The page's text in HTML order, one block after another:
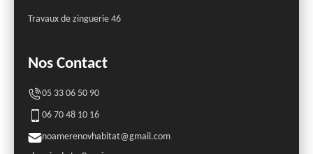
Travaux de zinguerie 46
Nos Contact
05 33 06 50 90
06 70 48 10 16
noamerenovhabitat@gmail.com